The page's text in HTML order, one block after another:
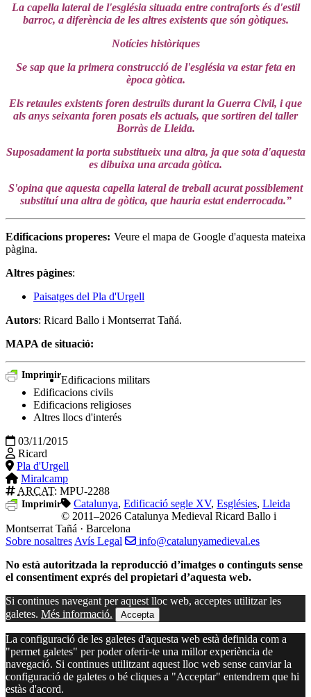
La capella lateral de l'església situada entre contraforts és d'estil
barroc, a diferència de les altres existents que són gòtiques.
Notícies històriques
Se sap que la primera construcció de l'església va estar feta en
època gòtica.
Els retaules existents foren destruïts durant la Guerra Civil, i que
als anys seixanta foren posats els actuals, que sortiren del taller
Borràs de Lleida.
Suposadament la porta substitueix una altra, ja que sota d'aquesta
es dibuixa una arcada gòtica.
S'opina que aquesta capella lateral de treball acurat possiblement
substituí una altra de gòtica, que hauria estat enderrocada.”
Edificacions properes: Veure el mapa de Google d'aquesta mateixa
pàgina.
Altres pàgines:
Paisatges del Pla d'Urgell
Autors: Ricard Ballo i Montserrat Tañá.
MAPA de situació:
ImprimirEdificacions militars
Edificacions civils
Edificacions religioses
Altres llocs d'interés
03/11/2015
Ricard
Pla d'Urgell
Miralcamp
ARCAT: MPU-2288
Imprimir Catalunya, Edificació segle XV, Esglésies, Lleida
© 2011–2026 Catalunya Medieval Ricard Ballo i
Montserrat Tañá · Barcelona
Sobre nosaltres Avís Legal
info@catalunyamedieval.es
No està autoritzada la reproducció d’imatges o continguts sense
el consentiment exprés del propietari d’aquesta web.
Si continues navegant per aquest lloc web, acceptes utilitzar les
galetes. Més informació. Accepta
La configuració de les galetes d'aquesta web està definida com a
"permet galetes" per poder oferir-te una millor experiència de
navegació. Si continues utilitzant aquest lloc web sense canviar la
configuració de galetes o bé cliques a "Acceptar" entendrem que hi
estàs d'acord.